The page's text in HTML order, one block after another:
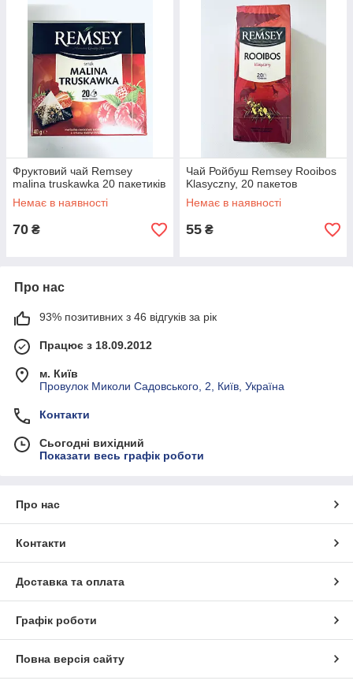
Фруктовий чай Remsey
malina truskawka 20 пакетиків
Немає в наявності
70 ₴
Чай Ройбуш Remsey Rooibos
Klasyczny, 20 пакетов
Немає в наявності
55 ₴
Про нас
93% позитивних з 46 відгуків за рік
Працює з 18.09.2012
м. Київ
Провулок Миколи Садовського, 2, Київ, Україна
Контакти
Сьогодні вихідний
Показати весь графік роботи
Про нас
Контакти
Доставка та оплата
Графік роботи
Повна версія сайту